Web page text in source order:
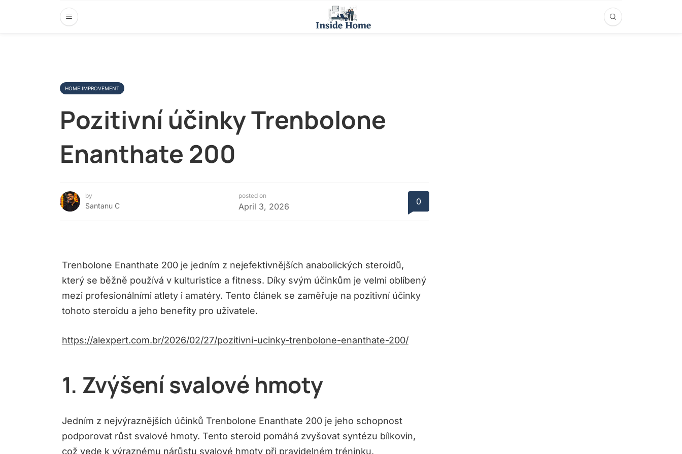
HOME IMPROVEMENT
Pozitivní účinky Trenbolone
Enanthate 200
by
Santanu C
posted on
April 3, 2026 0
Trenbolone Enanthate 200 je jedním z nejefektivnějších anabolických steroidů,
který se běžně používá v kulturistice a fitness. Díky svým účinkům je velmi oblíbený
mezi profesionálními atlety i amatéry. Tento článek se zaměřuje na pozitivní účinky
tohoto steroidu a jeho benefity pro uživatele.
https://alexpert.com.br/2026/02/27/pozitivni-ucinky-trenbolone-enanthate-200/
1. Zvýšení svalové hmoty
Jedním z nejvýraznějších účinků Trenbolone Enanthate 200 je jeho schopnost
podporovat růst svalové hmoty. Tento steroid pomáhá zvyšovat syntézu bílkovin,
což vede k výraznému nárůstu svalové hmoty při pravidelném tréninku.